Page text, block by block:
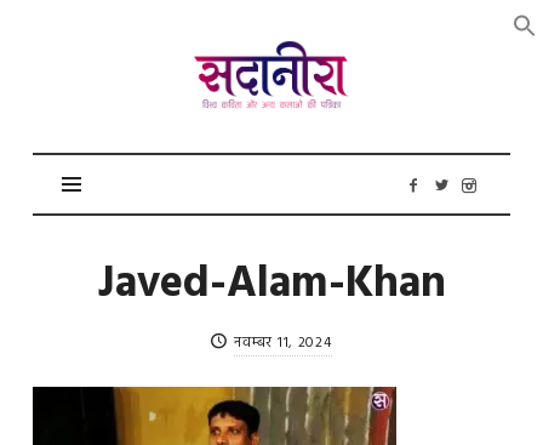
सदानीरा
Javed-Alam-Khan
नवम्बर 11, 2024